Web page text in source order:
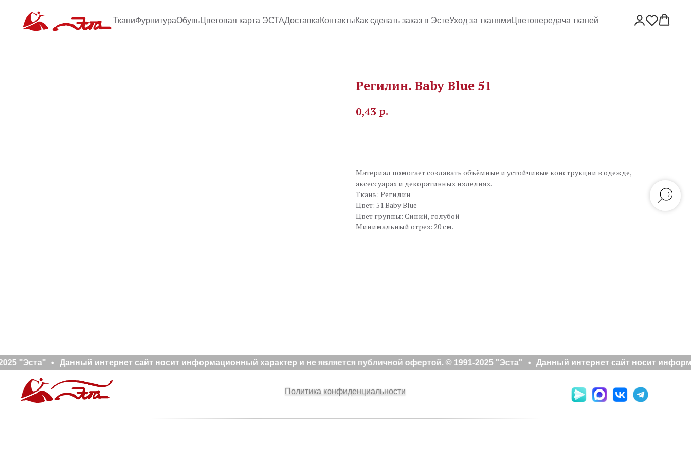
ТканиФурнитураОбувьЦветовая карта ЭСТАДоставкаКонтактыКак сделать заказ в ЭстеУход за тканями Цветопередача тканей
Регилин. Baby Blue 51
0,43 р.
Материал помогает создавать объёмные и устойчивые конструкции в одежде,
аксессуарах и декоративных изделиях.
Ткань: Регилин
Цвет: 51 Baby Blue
Цвет группы: Синий, голубой
Минимальный отрез: 20 см.
"Эста" Данный интернет сайт носит информационный характер и не является публичной офертой. © 1991-2025 "Эста" Данный интернет сайт носит
Политика конфиденциальности